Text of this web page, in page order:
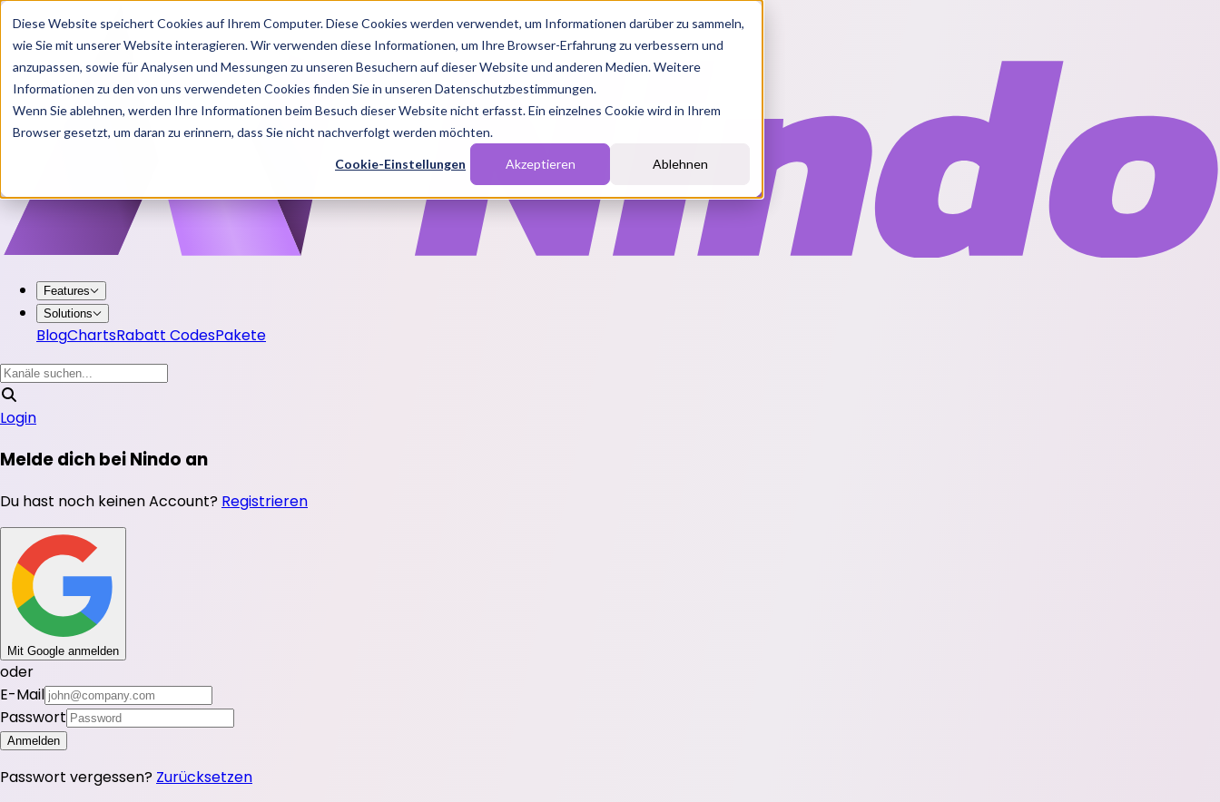
Diese Website speichert Cookies auf Ihrem Computer. Diese Cookies werden verwendet, um Informationen darüber zu sammeln,
wie Sie mit unserer Website interagieren. Wir verwenden diese Informationen, um Ihre Browser-Erfahrung zu verbessern und
anzupassen, sowie für Analysen und Messungen zu unseren Besuchern auf dieser Website und anderen Medien. Weitere
Informationen zu den von uns verwendeten Cookies finden Sie in unseren Datenschutzbestimmungen.
Wenn Sie ablehnen, werden Ihre Informationen beim Besuch dieser Website nicht erfasst. Ein einzelnes Cookie wird in Ihrem
Browser gesetzt, um daran zu erinnern, dass Sie nicht nachverfolgt werden möchten.
Cookie-Einstellungen Akzeptieren Ablehnen
Features
Solutions
BlogChartsRabatt CodesPakete
Login
Melde dich bei Nindo an
Du hast noch keinen Account? Registrieren
Mit Google anmelden
oder
E-Mail
Passwort
Anmelden
Passwort vergessen? Zurücksetzen